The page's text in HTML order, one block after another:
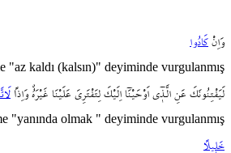
وَاِنْ كَادُوا
"az kaldı (kalsın)" deyiminde vurgulanmış
لَيَفْتِنُونَكَ عَنِ الَّـذ۪ٓي اَوْحَيْنَٓا اِلَيْكَ لِتَفْتَرِيَ عَلَيْنَا غَيْرَهُۗ وَاِذاً
"yanında olmak " deyiminde vurgulanmış
خَل۪يلاً